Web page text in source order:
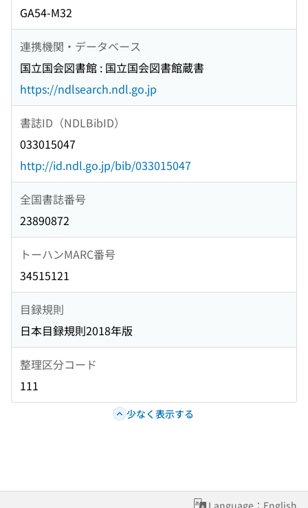
GA54-M32
連携機関・データベース
国立国会図書館 : 国立国会図書館蔵書
https://ndlsearch.ndl.go.jp
書誌ID（NDLBibID）
033015047
http://id.ndl.go.jp/bib/033015047
全国書誌番号
23890872
トーハンMARC番号
34515121
目録規則
日本目録規則2018年版
整理区分コード
111
少なく表示する